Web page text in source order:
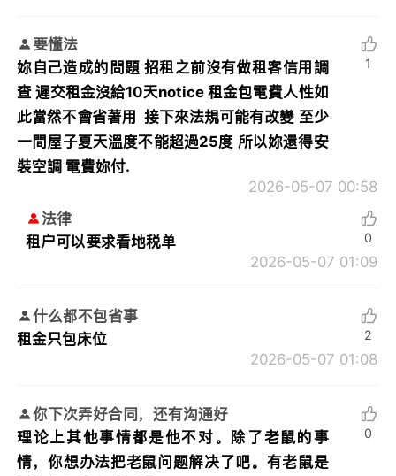
要懂法
妳自己造成的問題 招租之前沒有做租客信用調
查 遲交租金沒給10天notice 租金包電費人性如
此當然不會省著用 接下來法規可能有改變 至少
一間屋子夏天溫度不能超過25度 所以妳還得安
裝空調 電費妳付.
2026-05-07 00:58
1
法律
租户可以要求看地税单
2026-05-07 01:09
0
什么都不包省事
租金只包床位
2026-05-07 01:08
2
你下次弄好合同，还有沟通好
理论上其他事情都是他不对。除了老鼠的事
情，你想办法把老鼠问题解决了吧。有老鼠是
0